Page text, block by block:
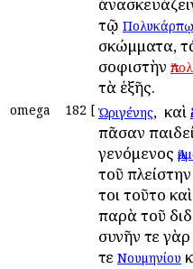
τῷ Πολυκάρπῳ
σκώμματα,
σοφιστὴν
τὰ ἑξῆς.
omega 182 [ Ὠριγένης, ὁ καὶ
πᾶσαν
γενόμενος
τοῦ
τοι τοῦτο
παρὰ τοῦ
συνῆν τε
τε Νουμηνίου